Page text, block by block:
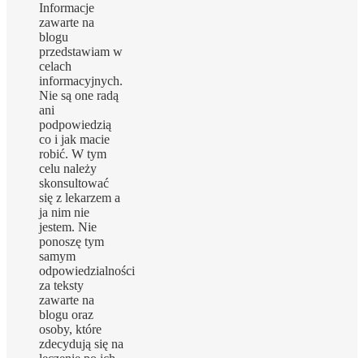
Informacje
zawarte na
blogu
przedstawiam w
celach
informacyjnych.
Nie są one radą
ani
podpowiedzią
co i jak macie
robić. W tym
celu należy
skonsultować
się z lekarzem a
ja nim nie
jestem. Nie
ponoszę tym
samym
odpowiedzialności
za teksty
zawarte na
blogu oraz
osoby, które
zdecydują się na